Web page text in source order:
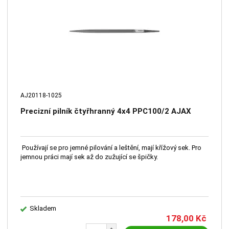
AJ20118-1025
Precizní pilník čtyřhranný 4x4 PPC100/2 AJAX
Používají se pro jemné pilování a leštění, mají křížový sek. Pro
jemnou práci mají sek až do zužující se špičky.
Skladem
178,00 Kč